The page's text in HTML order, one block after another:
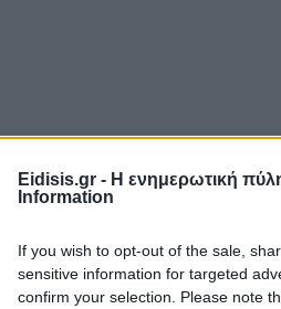
Eidisis.gr - Η ενημερωτική
Information
If you wish to opt-out of the sale,
sensitive information for targeted
confirm your selection. Please note